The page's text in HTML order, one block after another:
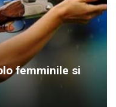
femminile si